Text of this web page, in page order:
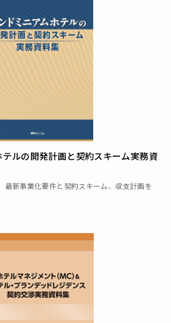
テルの開発計画と契約スキーム実務資
最新事業化要件と契約スキーム、収支計画を